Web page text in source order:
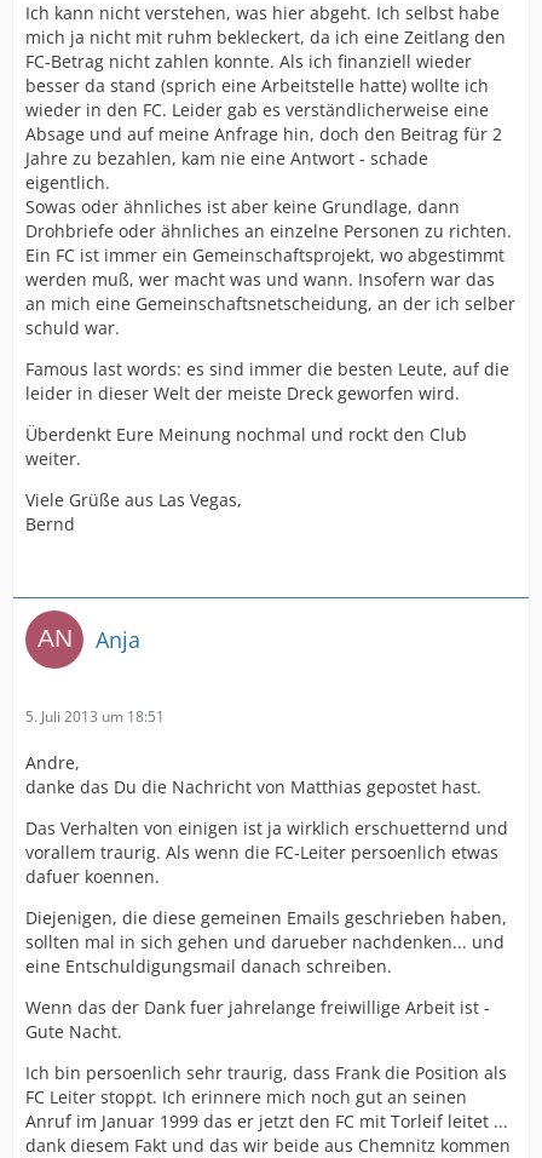
Ich kann nicht verstehen, was hier abgeht. Ich selbst habe
mich ja nicht mit ruhm bekleckert, da ich eine Zeitlang den
FC-Betrag nicht zahlen konnte. Als ich finanziell wieder
besser da stand (sprich eine Arbeitstelle hatte) wollte ich
wieder in den FC. Leider gab es verständlicherweise eine
Absage und auf meine Anfrage hin, doch den Beitrag für 2
Jahre zu bezahlen, kam nie eine Antwort - schade
eigentlich.
Sowas oder ähnliches ist aber keine Grundlage, dann
Drohbriefe oder ähnliches an einzelne Personen zu richten.
Ein FC ist immer ein Gemeinschaftsprojekt, wo abgestimmt
werden muß, wer macht was und wann. Insofern war das
an mich eine Gemeinschaftsnetscheidung, an der ich selber
schuld war.
Famous last words: es sind immer die besten Leute, auf die
leider in dieser Welt der meiste Dreck geworfen wird.
Überdenkt Eure Meinung nochmal und rockt den Club
weiter.
Viele Grüße aus Las Vegas,
Bernd
Anja
5. Juli 2013 um 18:51
Andre,
danke das Du die Nachricht von Matthias gepostet hast.
Das Verhalten von einigen ist ja wirklich erschuetternd und
vorallem traurig. Als wenn die FC-Leiter persoenlich etwas
dafuer koennen.
Diejenigen, die diese gemeinen Emails geschrieben haben,
sollten mal in sich gehen und darueber nachdenken... und
eine Entschuldigungsmail danach schreiben.
Wenn das der Dank fuer jahrelange freiwillige Arbeit ist -
Gute Nacht.
Ich bin persoenlich sehr traurig, dass Frank die Position als
FC Leiter stoppt. Ich erinnere mich noch gut an seinen
Anruf im Januar 1999 das er jetzt den FC mit Torleif leitet ...
dank diesem Fakt und das wir beide aus Chemnitz kommen